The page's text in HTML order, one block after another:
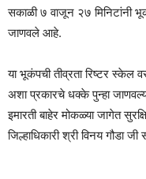
सकाळी ७ वाजून २७ मिनिटांनी
जाणवले आहे.
या भूकंपची तीव्रता रिष्टर स्केल
अशा प्रकारचे धक्के पुन्हा
इमारती बाहेर मोकळ्या जागेत
जिल्हाधिकारी श्री विनय गौडा